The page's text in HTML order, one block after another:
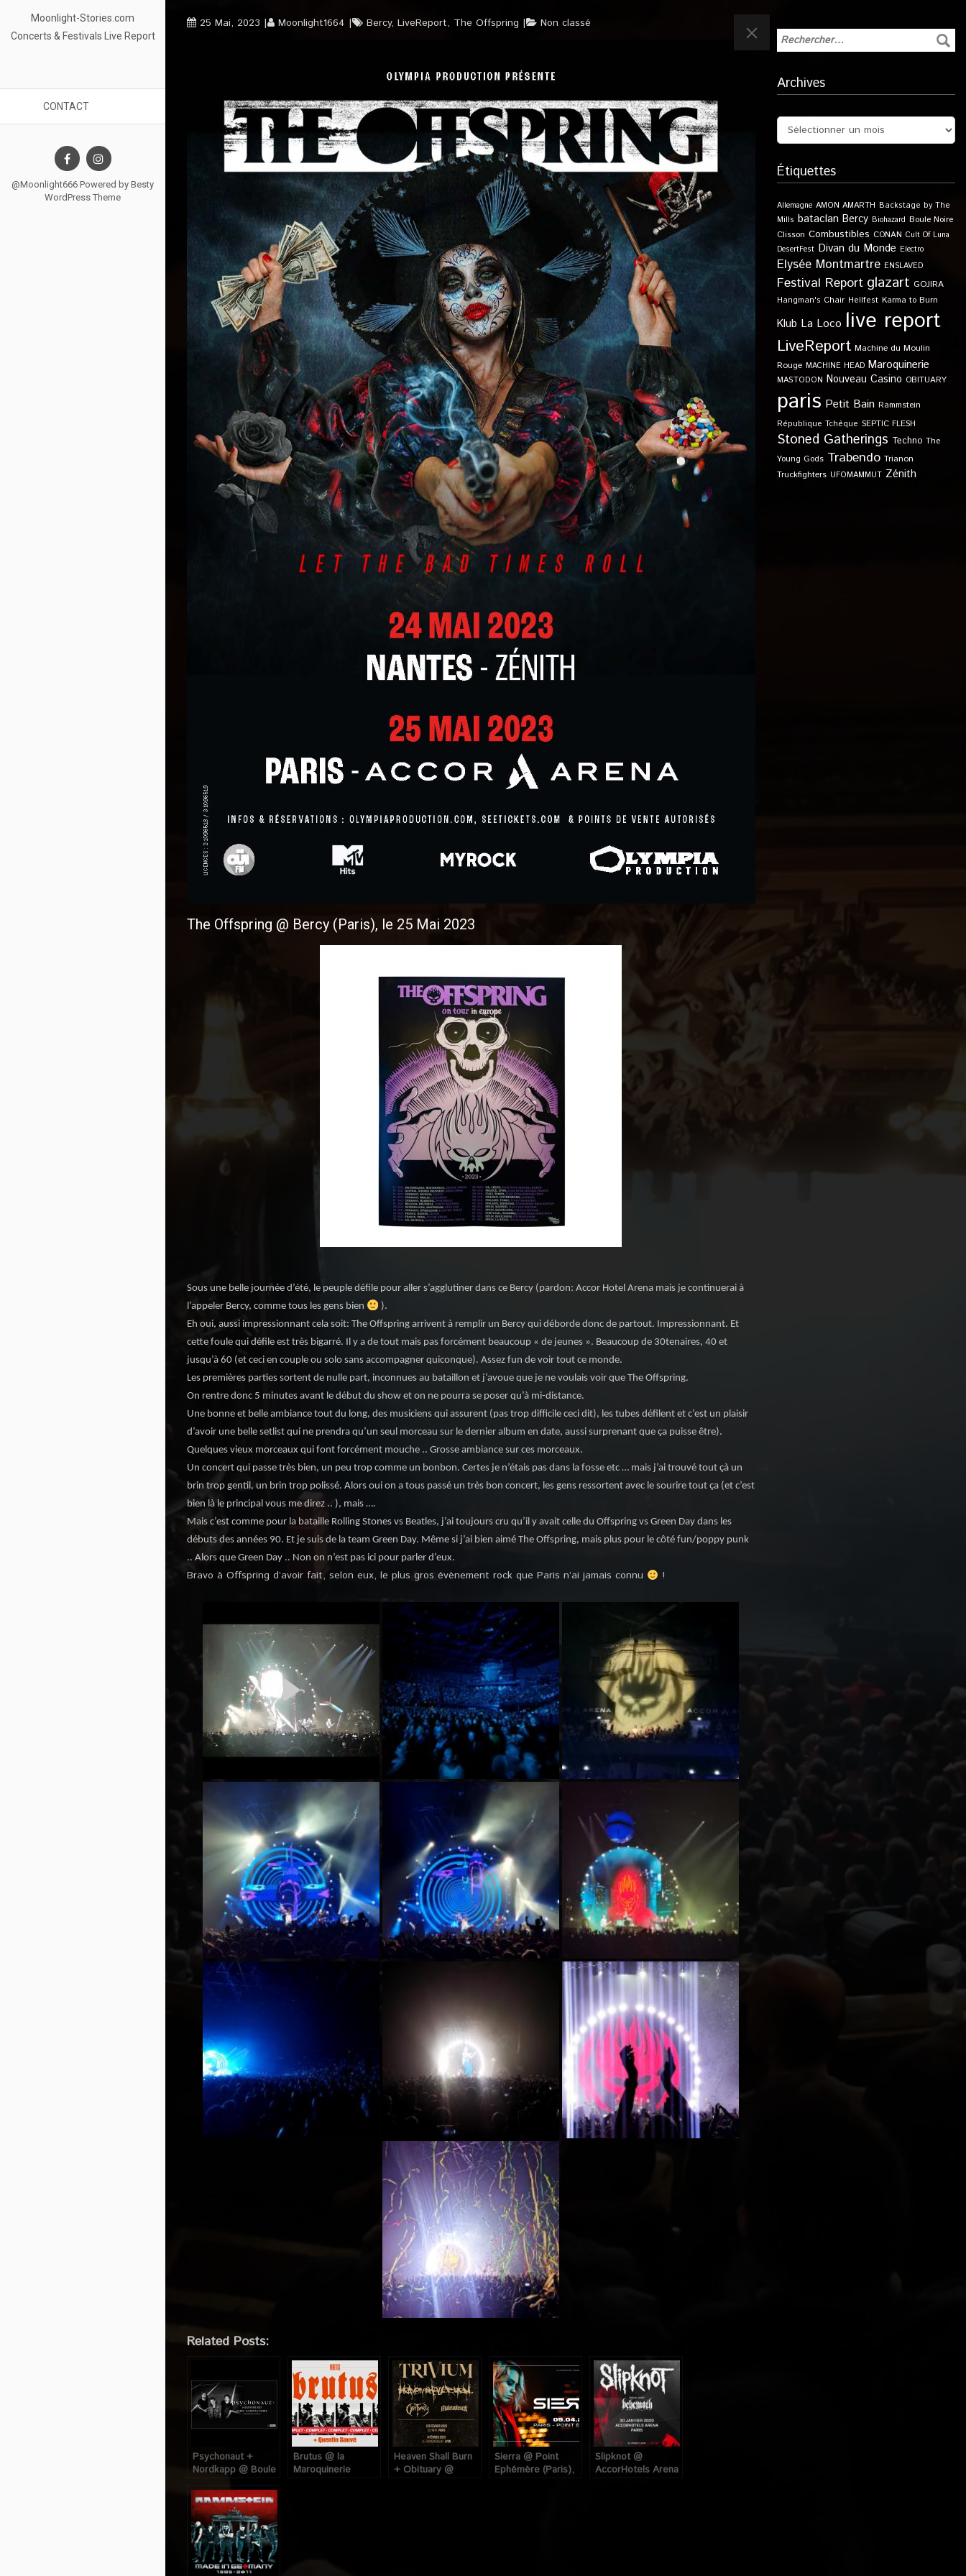
Moonlight-Stories.com
Concerts & Festivals Live Report
CONTACT
@Moonlight666 Powered by Besty
WordPress Theme
25 Mai, 2023 Moonlight1664 Bercy, LiveReport, The Offspring Non classé
The Offspring @ Bercy (Paris), le 25 Mai 2023
Sous une belle journée d’été, le peuple défile pour aller s’agglutiner dans ce Bercy (pardon: Accor Hotel Arena mais je continuerai à
l’appeler Bercy, comme tous les gens bien
).
Eh oui, aussi impressionnant cela soit: The Offspring arrivent à remplir un Bercy qui déborde donc de partout. Impressionnant. Et
cette foule qui défile est très bigarré. Il y a de tout mais pas forcément beaucoup « de jeunes ». Beaucoup de 30tenaires, 40 et
jusqu’à 60 (et ceci en couple ou solo sans accompagner quiconque). Assez fun de voir tout ce monde.
Les premières parties sortent de nulle part, inconnues au bataillon et j’avoue que je ne voulais voir que The Offspring.
On rentre donc 5 minutes avant le début du show et on ne pourra se poser qu’à mi-distance.
Une bonne et belle ambiance tout du long, des musiciens qui assurent (pas trop difficile ceci dit), les tubes défilent et c’est un plaisir
d’avoir une belle setlist qui ne prendra qu’un seul morceau sur le dernier album en date, aussi surprenant que ça puisse être).
Quelques vieux morceaux qui font forcément mouche .. Grosse ambiance sur ces morceaux.
Un concert qui passe très bien, un peu trop comme un bonbon. Certes je n’étais pas dans la fosse etc … mais j’ai trouvé tout çà un
brin trop gentil, un brin trop polissé. Alors oui on a tous passé un très bon concert, les gens ressortent avec le sourire tout ça (et c’est
bien là le principal vous me direz .. ), mais ….
Mais c’est comme pour la bataille Rolling Stones vs Beatles, j’ai toujours cru qu’il y avait celle du Offspring vs Green Day dans les
débuts des années 90. Et je suis de la team Green Day. Même si j’ai bien aimé The Offspring, mais plus pour le côté fun/poppy punk
.. Alors que Green Day .. Non on n’est pas ici pour parler d’eux.
Bravo à Offspring d’avoir fait, selon eux, le plus gros évènement rock que Paris n’ai jamais connu !
Related Posts:
Psychonaut +
Nordkapp @ Boule
Janvier 2023
Brutus @ la
Maroquinerie
Heaven Shall Burn
+ Obituary @
Sierra @ Point
Ephémère (Paris),
Slipknot @
AccorHotels Arena
Archives
Étiquettes
Allemagne AMON AMARTH Backstage by The
Mills bataclan Bercy Biohazard Boule Noire
Clisson Combustibles CONAN Cult Of Luna
DesertFest Divan du Monde Electro
Elysée Montmartre ENSLAVED
Festival Report glazart GOJIRA
Hangman's Chair Hellfest Karma to Burn
Klub La Loco live report
LiveReport Machine du Moulin
Rouge MACHINE HEAD Maroquinerie
MASTODON Nouveau Casino OBITUARY
paris Petit Bain Rammstein
République Tchèque SEPTIC FLESH
Stoned Gatherings Techno The
Young Gods Trabendo Trianon
Truckfighters UFOMAMMUT Zénith